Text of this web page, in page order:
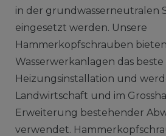
in der grundwasserneutralen
eingesetzt werden. Unsere
Hammerkopfschrauben
Wasserwerkanlagen das
Heizungsinstallation und
Landwirtschaft und im
Erweiterung bestehender
verwendet.